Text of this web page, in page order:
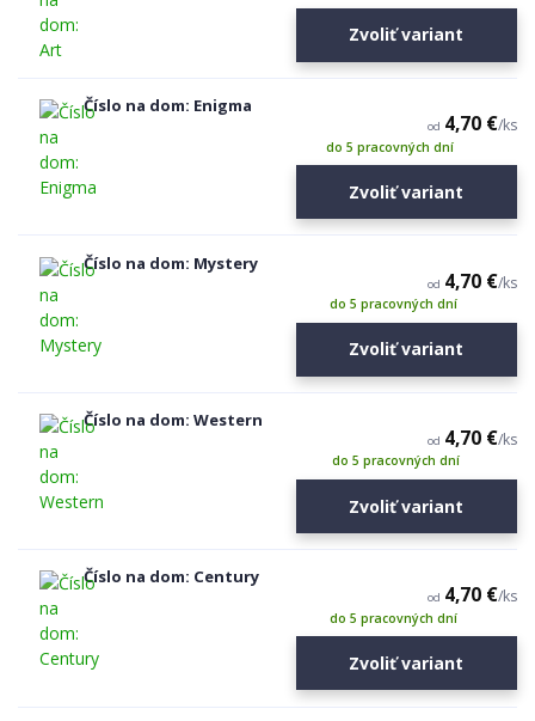
Zvoliť variant
Číslo na dom: Enigma
od 4,70 €/ks
do 5 pracovných dní
Zvoliť variant
Číslo na dom: Mystery
od 4,70 €/ks
do 5 pracovných dní
Zvoliť variant
Číslo na dom: Western
od 4,70 €/ks
do 5 pracovných dní
Zvoliť variant
Číslo na dom: Century
od 4,70 €/ks
do 5 pracovných dní
Zvoliť variant